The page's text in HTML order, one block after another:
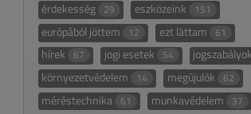
érdekesség 29 eszközeink 151
európából jöttem 12 ezt láttam 61
hírek 67 jogi esetek 54 jogszabályok
környezetvédelem 14 megújulók 62
méréstechnika 61 munkavédelem 37